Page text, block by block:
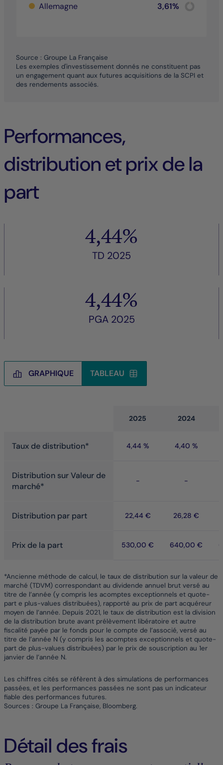
Allemagne 3,61%
Source : Groupe La Française
Les exemples d'investissement donnés ne constituent pas
un engagement quant aux futures acquisitions de la SCPI et
des rendements associés.
Performances,
distribution et prix de la
part
4,44%
TD 2025
4,44%
PGA 2025
GRAPHIQUE TABLEAU
2025 2024
Taux de distribution* 4,44 % 4,40 %
Distribution sur Valeur de
marché*
- -
Distribution par part 22,44 € 26,28 €
Prix de la part 530,00 € 640,00 €
*Ancienne méthode de calcul, le taux de distribution sur la valeur de
marché (TDVM) correspondant au dividende annuel brut versé au
titre de l’année (y compris les acomptes exceptionnels et quote-
part e plus-values distribuées), rapporté au prix de part acquéreur
moyen de l’année. Depuis 2021, le taux de distribution est la division
de la distribution brute avant prélèvement libératoire et autre
fiscalité payée par le fonds pour le compte de l’associé, versé au
titre de l’année N (y compris les acomptes exceptionnels et quote-
part de plus-values distribuées) par le prix de souscription au 1er
janvier de l’année N.
Les chiffres cités se réfèrent à des simulations de performances
passées, et les performances passées ne sont pas un indicateur
fiable des performances futures.
Sources : Groupe La Française, Bloomberg.
Détail des frais